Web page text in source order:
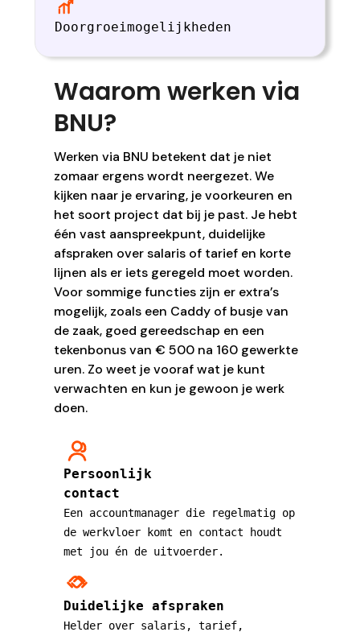
Doorgroeimogelijkheden
Waarom werken via
BNU?
Werken via BNU betekent dat je niet
zomaar ergens wordt neergezet. We
kijken naar je ervaring, je voorkeuren en
het soort project dat bij je past. Je hebt
één vast aanspreekpunt, duidelijke
afspraken over salaris of tarief en korte
lijnen als er iets geregeld moet worden.
Voor sommige functies zijn er extra’s
mogelijk, zoals een Caddy of busje van
de zaak, goed gereedschap en een
tekenbonus van € 500 na 160 gewerkte
uren. Zo weet je vooraf wat je kunt
verwachten en kun je gewoon je werk
doen.
Persoonlijk
contact
Een accountmanager die regelmatig op
de werkvloer komt en contact houdt
met jou én de uitvoerder.
Duidelijke afspraken
Helder over salaris, tarief,